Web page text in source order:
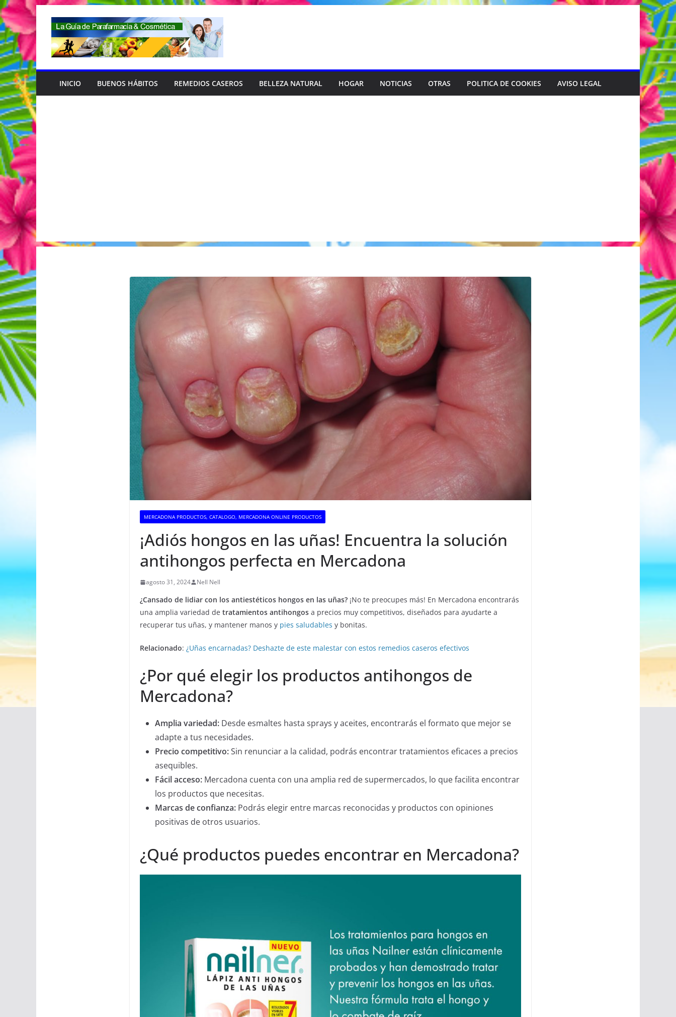
Saltar
al
contenido
INICIO BUENOS HÁBITOS REMEDIOS CASEROS BELLEZA NATURAL HOGAR NOTICIAS OTRAS POLITICA DE COOKIES AVISO LEGAL
MERCADONA PRODUCTOS, CATALOGO, MERCADONA ONLINE PRODUCTOS
¡Adiós hongos en las uñas! Encuentra la solución
antihongos perfecta en Mercadona
agosto 31, 2024 Nell Nell
¿Cansado de lidiar con los antiestéticos hongos en las uñas? ¡No te preocupes más! En Mercadona encontrarás
una amplia variedad de tratamientos antihongos a precios muy competitivos, diseñados para ayudarte a
recuperar tus uñas, y mantener manos y pies saludables y bonitas.
Relacionado: ¿Uñas encarnadas? Deshazte de este malestar con estos remedios caseros efectivos
¿Por qué elegir los productos antihongos de
Mercadona?
Amplia variedad: Desde esmaltes hasta sprays y aceites, encontrarás el formato que mejor se
adapte a tus necesidades.
Precio competitivo:Sin renunciar a la calidad, podrás encontrar tratamientos eficaces a precios
asequibles.
Fácil acceso: Mercadona cuenta con una amplia red de supermercados, lo que facilita encontrar
los productos que necesitas.
Marcas de confianza: Podrás elegir entre marcas reconocidas y productos con opiniones
positivas de otros usuarios.
¿Qué productos puedes encontrar en Mercadona?